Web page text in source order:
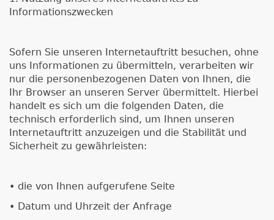
Informationszwecken
Sofern Sie unseren Internetauftritt besuchen, ohne
uns Informationen zu übermitteln, verarbeiten wir
nur die personenbezogenen Daten von Ihnen, die
Ihr Browser an unseren Server übermittelt. Hierbei
handelt es sich um die folgenden Daten, die
technisch erforderlich sind, um Ihnen unseren
Internetauftritt anzuzeigen und die Stabilität und
Sicherheit zu gewährleisten:
• die von Ihnen aufgerufene Seite
• Datum und Uhrzeit der Anfrage